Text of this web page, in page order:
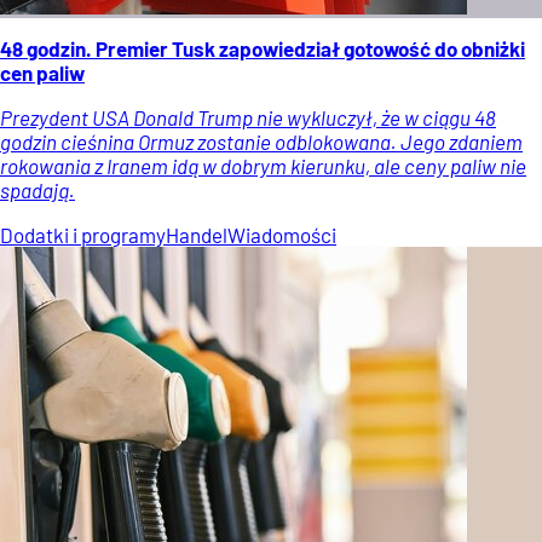
48 godzin. Premier Tusk zapowiedział gotowość do obniżki
cen paliw
Prezydent USA Donald Trump nie wykluczył, że w ciągu 48
godzin cieśnina Ormuz zostanie odblokowana. Jego zdaniem
rokowania z Iranem idą w dobrym kierunku, ale ceny paliw nie
spadają.
Dodatki i programyHandelWiadomości